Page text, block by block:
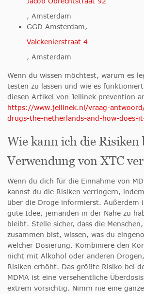
, Amsterdam
GGD Amsterdam,
Valckenierstraat 4
, Amsterdam
Wenn du wissen möchtest, warum es
testen zu lassen und wie es
diesen Artikel von Jellinek prevention
https://www.jellinek.nl/vraag-
drugs-the-netherlands-and-how-does-
Wie kann ich die Risiken
Verwendung von XTC
Wenn du dich für die Einnahme von
kannst du die Risiken verringern,
über die Droge informierst. Außerdem
gute Idee, jemanden in der Nähe zu
bleibt. Stelle sicher, dass die
zusammen bist, wissen, was du
welcher Dosierung. Kombiniere den
nicht mit Alkohol oder anderen
Risiken erhöht. Das größte Risiko bei
MDMA ist eine versehentliche
extrem vorsichtig. Nimm nie eine